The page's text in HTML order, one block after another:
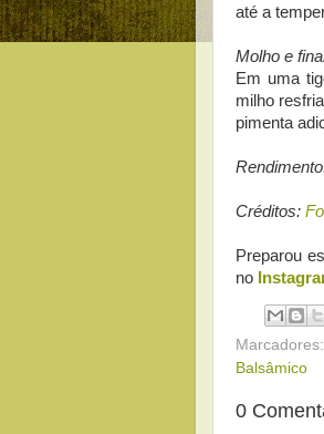
até a
Molho e
Em uma
milho
pimenta
Créditos:
Preparou
no
Marcadores:
Balsâmico
0